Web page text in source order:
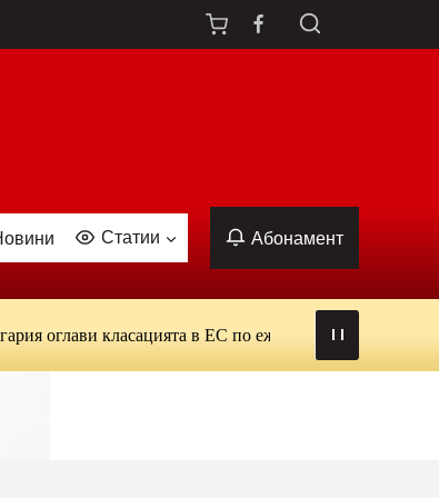
Статии Абонамент
класацията в ЕС по ежедневна употреба на тютюн